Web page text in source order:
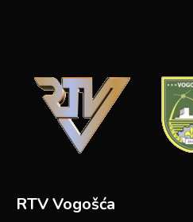
RTV Vogošća